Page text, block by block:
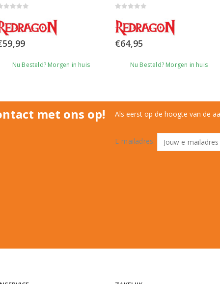
59,99
Nu Besteld? Morgen in huis
€64,95
Nu Besteld? Morgen in huis
met ons op! Als eerst op de hoogte van de
E-mailadres: